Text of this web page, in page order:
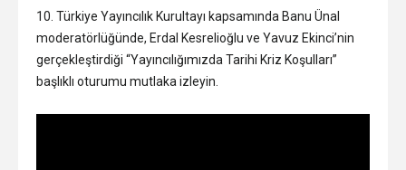
10. Türkiye Yayıncılık Kurultayı kapsamında Banu Ünal
moderatörlüğünde, Erdal Kesrelioğlu ve Yavuz Ekinci’nin
gerçekleştirdiği “Yayıncılığımızda Tarihi Kriz Koşulları”
başlıklı oturumu mutlaka izleyin.